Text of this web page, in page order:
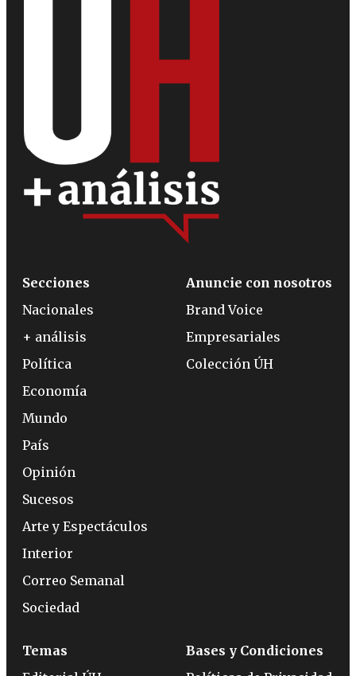
Secciones
Nacionales
+ análisis
Política
Economía
Mundo
País
Opinión
Sucesos
Arte y Espectáculos
Interior
Correo Semanal
Sociedad
Anuncie con nosotros
Brand Voice
Empresariales
Colección ÚH
Temas
Bases y Condiciones